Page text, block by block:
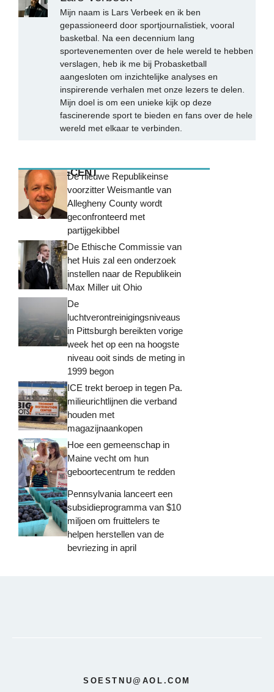
Mijn naam is Lars Verbeek en ik ben
gepassioneerd door sportjournalistiek, vooral
basketbal. Na een decennium lang
sportevenementen over de hele wereld te hebben
verslagen, heb ik me bij Probasketball
aangesloten om inzichtelijke analyses en
inspirerende verhalen met onze lezers te delen.
Mijn doel is om een unieke kijk op deze
fascinerende sport te bieden en fans over de hele
wereld met elkaar te verbinden.
MEEST RECENTDe nieuwe Republikeinse
voorzitter Weismantle van
Allegheny County wordt
geconfronteerd met
partijgekibbel
De Ethische Commissie van
het Huis zal een onderzoek
instellen naar de Republikein
Max Miller uit Ohio
De
luchtverontreinigingsniveaus
in Pittsburgh bereikten vorige
week het op een na hoogste
niveau ooit sinds de meting in
1999 begon
ICE trekt beroep in tegen Pa.
milieurichtlijnen die verband
houden met
magazijnaankopen
Hoe een gemeenschap in
Maine vecht om hun
geboortecentrum te redden
Pennsylvania lanceert een
subsidieprogramma van $10
miljoen om fruittelers te
helpen herstellen van de
bevriezing in april
SOESTNU@AOL.COM